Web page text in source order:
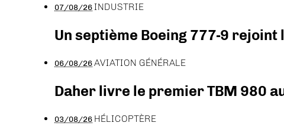
07/08/26INDUSTRIE
Un septième Boeing 777-9 rejoint
06/08/26AVIATION GÉNÉRALE
Daher livre le premier TBM 980
03/08/26 HÉLICOPTÈRE